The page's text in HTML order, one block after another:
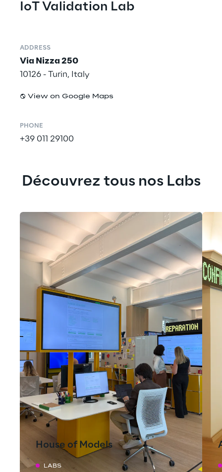
IoT Validation Lab
ADDRESS
Via Nizza 250
10126 - Turin, Italy
View on Google Maps
PHONE
+39 011 29100
Découvrez tous nos Labs
House of Models
LABS